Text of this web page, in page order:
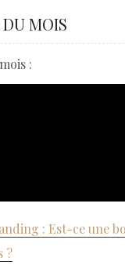
MOIS
:
: Est-ce une
?